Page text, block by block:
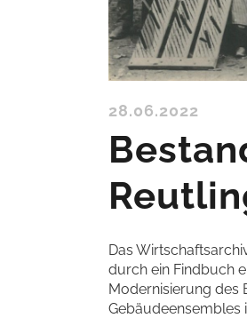
28.06.2022
Das
durch ein Findbuch
Modernisierung des
Gebäudeensembles